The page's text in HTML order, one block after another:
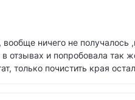
вообще ничего не
в отзывах и попробовала так
только почистить края